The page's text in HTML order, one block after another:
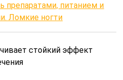
препаратами, питанием и
Ломкие ногти
стойкий эффект